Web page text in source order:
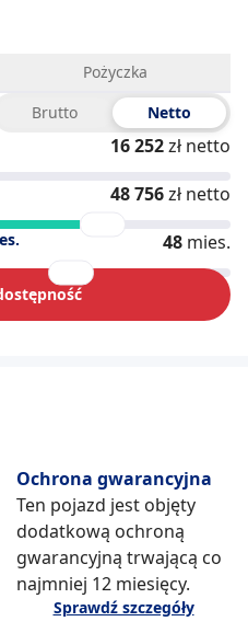
Pożyczka
Brutto
Netto
16 252zł netto
48 756zł netto
48 mies.
Ochrona gwarancyjna
Ten pojazd jest objęty
dodatkową ochroną
gwarancyjną trwającą co
najmniej 12 miesięcy.
Sprawdź szczegóły